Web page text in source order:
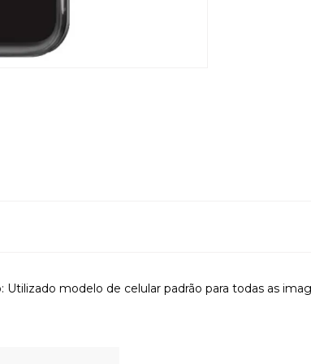
modelo de celular padrão para todas as